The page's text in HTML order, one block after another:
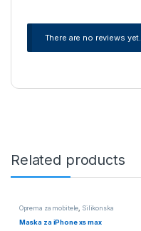
There are no reviews yet.
Related products
Oprema za mobitele, Silikonska
Maska za iPhone xs max